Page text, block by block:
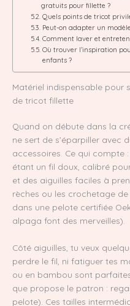
gratuits pour fillette ?
Quels points de tricot
Peut-on adapter un
Comment laver et
Où trouver l’inspiration
enfants ?
Matériel indispensable pour
de tricot fillette
Quand on débute dans la
ne sert de s’éparpiller avec
accessoires. Ce qui compte
étant un fil doux, calibré
et des aiguilles faciles à
rèches ou les crochetage
dans une pelote certifiée
alpaga font des merveilles).
Côté aiguilles, tu veux
perdre le fil, ni fatiguer tes
ou en bambou sont
que propose le patron :
pelote). Ces tailles